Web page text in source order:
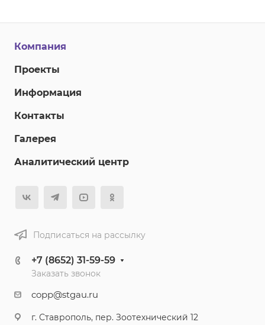
Компания
Проекты
Информация
Контакты
Галерея
Аналитический центр
Подписаться на рассылку
+7 (8652) 31-59-59
Заказать звонок
copp@stgau.ru
г. Ставрополь, пер. Зоотехнический 12